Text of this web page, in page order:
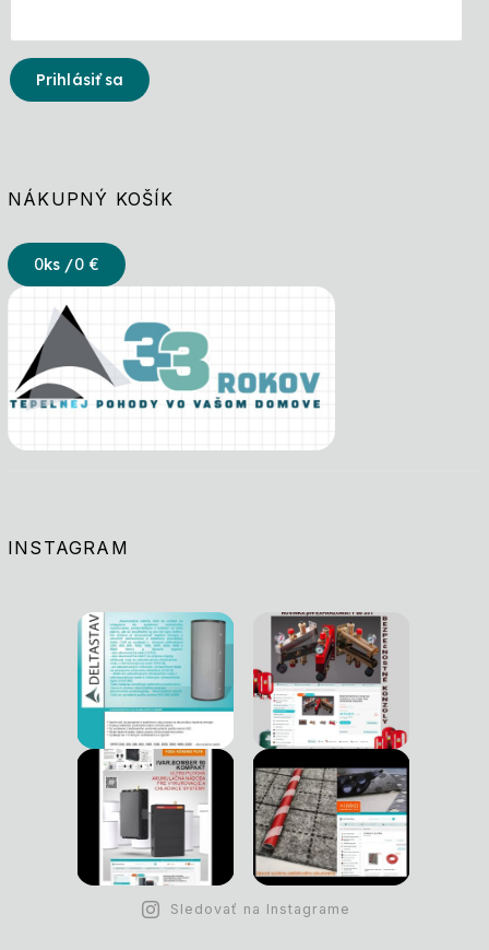
Prihlásiť sa
NÁKUPNÝ KOŠÍK
0ks /0 €
INSTAGRAM
Sledovať na Instagrame